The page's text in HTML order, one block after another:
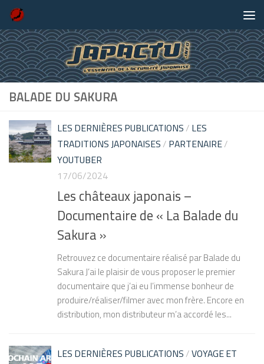
Skip to content
BALADE DU SAKURA
LES DERNIÈRES PUBLICATIONS / LES
TRADITIONS JAPONAISES / PARTENAIRE/
YOUTUBER
17/06/2024
Les châteaux japonais –
Documentaire de « La Balade du
Sakura »
Retrouvez ce documentaire réalisé par Balade du
Sakura J’ai le plaisir de vous proposer le premier
documentaire que j’ai eu l’immense bonheur de
produire/réaliser/filmer avec mon frère. Encore en
distribution, mon distributeur m’a accordé les...
LES DERNIÈRES PUBLICATIONS /VOYAGE ET